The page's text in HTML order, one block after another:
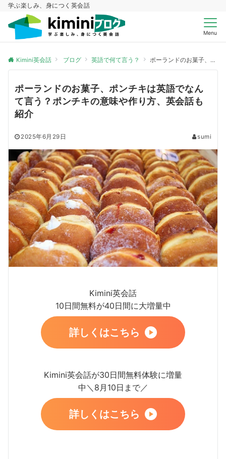
学ぶ楽しみ、身につく英会話
Menu
Kimini英会話 ブログ 英語で何て言う？ ポーランドのお菓子、ポンチキは英語でなんて言う？ポンチキの意味や作り方、英会話も紹介
ポーランドのお菓子、ポンチキは英語でなん
て言う？ポンチキの意味や作り方、英会話も
紹介
2025年6月29日 sumi
Kimini英会話
10日間無料が40日間に大増量中
詳しくはこちら
Kimini英会話が30日間無料体験に増量
中＼8月10日まで／
詳しくはこちら